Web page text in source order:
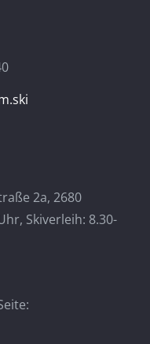
2a, 2680
Skiverleih: 8.30-